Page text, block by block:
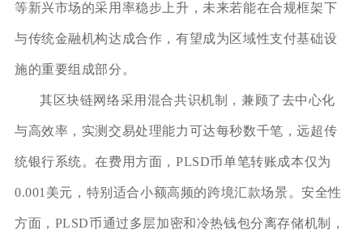
等新兴市场的采用率稳步上升，未来若能在合规框架下
与传统金融机构达成合作，有望成为区域性支付基础设
施的重要组成部分。
其区块链网络采用混合共识机制，兼顾了去中心化
与高效率，实测交易处理能力可达每秒数千笔，远超传
统银行系统。在费用方面，PLSD币单笔转账成本仅为
0.001美元，特别适合小额高频的跨境汇款场景。安全性
方面，PLSD币通过多层加密和冷热钱包分离存储机制，